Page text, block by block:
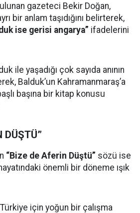
gazeteci Bekir Doğan,
bir anlam taşıdığını belirterek,
ise gerisi angarya” ifadelerini
ile yaşadığı çok sayıda anının
Balduk’un Kahramanmaraş’a
başına bir kitap konusu
DÜŞTÜ”
“Bize de Aferin Düştü” sözü ise
önemli bir döneme ışık
için yoğun bir çalışma